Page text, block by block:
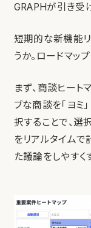
GRAPHが引き受
短期的な新機能
うか。ロードマッ
まず、商談ヒート
ブな商談を「ヨミ
択することで、
をリアルタイム
た議論をしやすく